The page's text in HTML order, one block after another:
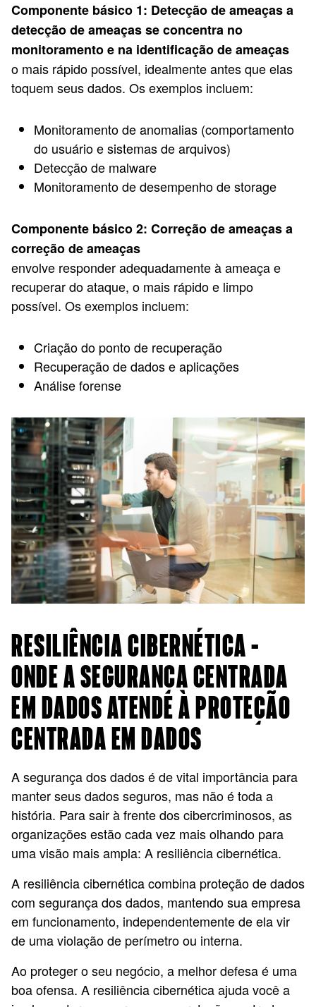
Componente básico 1: Detecção de ameaças a
detecção de ameaças se concentra no
monitoramento e na identificação de ameaças
o mais rápido possível, idealmente antes que elas
toquem seus dados. Os exemplos incluem:
Monitoramento de anomalias (comportamento
do usuário e sistemas de arquivos)
Detecção de malware
Monitoramento de desempenho de storage
Componente básico 2: Correção de ameaças a
correção de ameaças
envolve responder adequadamente à ameaça e
recuperar do ataque, o mais rápido e limpo
possível. Os exemplos incluem:
Criação do ponto de recuperação
Recuperação de dados e aplicações
Análise forense
RESILIÊNCIA CIBERNÉTICA –
ONDE A SEGURANÇA CENTRADA
EM DADOS ATENDE À PROTEÇÃO
CENTRADA EM DADOS
A segurança dos dados é de vital importância para
manter seus dados seguros, mas não é toda a
história. Para sair à frente dos cibercriminosos, as
organizações estão cada vez mais olhando para
uma visão mais ampla: A resiliência cibernética.
A resiliência cibernética combina proteção de dados
com segurança dos dados, mantendo sua empresa
em funcionamento, independentemente de ela vir
de uma violação de perímetro ou interna.
Ao proteger o seu negócio, a melhor defesa é uma
boa ofensa. A resiliência cibernética ajuda você a